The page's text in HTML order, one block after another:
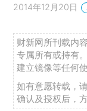
2014年12月20日
财新网所刊载内
专属所有或持有
建立镜像等任何使
如有意愿转载，
确认及授权后，